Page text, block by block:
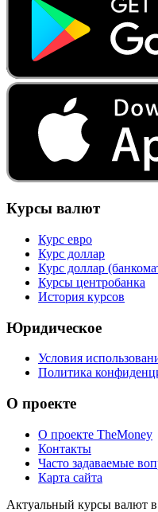
Курсы валют
Курс евро
Курс доллар
Курс доллар
Курсы центробанка
История курсов
Юридическое
Условия
Политика
О проекте
О проекте TheMoney
Контакты
Часто задаваемые
Карта сайта
Актуальный курсы валют